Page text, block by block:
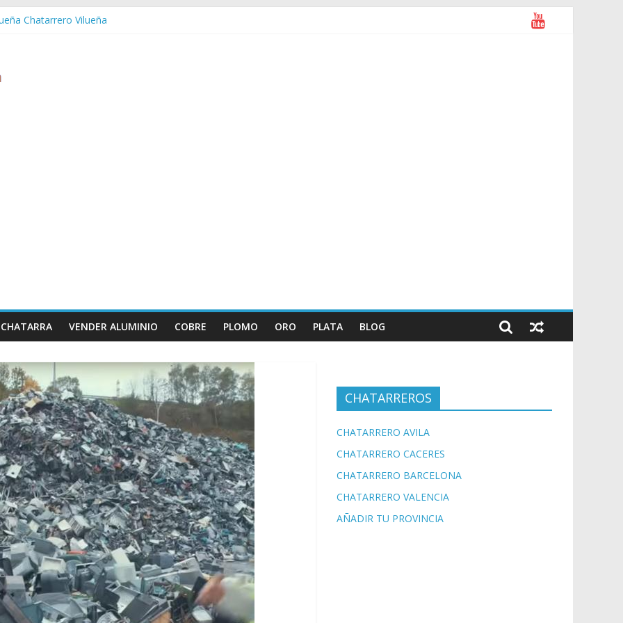
Chatarrero Vilueña
Chatarrero Zaida
Chatarrero Vistabella
VENDER ALUMINIO COBRE PLOMO ORO PLATA BLOG
CHATARREROS
CHATARRERO AVILA
CHATARRERO CACERES
CHATARRERO BARCELONA
CHATARRERO VALENCIA
AÑADIR TU PROVINCIA